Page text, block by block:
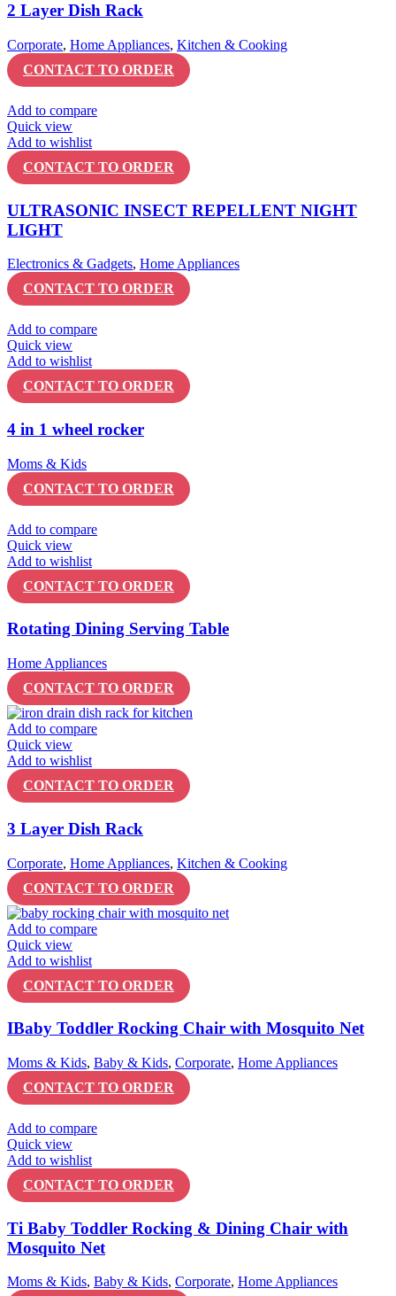
2 Layer Dish Rack
Corporate, Home Appliances, Kitchen & Cooking
CONTACT TO ORDER
Add to compare
Quick view
Add to wishlist
CONTACT TO ORDER
ULTRASONIC INSECT REPELLENT NIGHT
LIGHT
Electronics & Gadgets, Home Appliances
CONTACT TO ORDER
Add to compare
Quick view
Add to wishlist
CONTACT TO ORDER
4 in 1 wheel rocker
Moms & Kids
CONTACT TO ORDER
Add to compare
Quick view
Add to wishlist
CONTACT TO ORDER
Rotating Dining Serving Table
Home Appliances
CONTACT TO ORDER
Add to compare
Quick view
Add to wishlist
CONTACT TO ORDER
3 Layer Dish Rack
Corporate, Home Appliances, Kitchen & Cooking
CONTACT TO ORDER
Add to compare
Quick view
Add to wishlist
CONTACT TO ORDER
IBaby Toddler Rocking Chair with Mosquito Net
Moms & Kids, Baby & Kids, Corporate, Home Appliances
CONTACT TO ORDER
Add to compare
Quick view
Add to wishlist
CONTACT TO ORDER
Ti Baby Toddler Rocking & Dining Chair with
Mosquito Net
Moms & Kids, Baby & Kids, Corporate, Home Appliances